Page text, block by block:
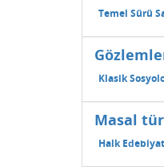
Temel Sürü
Klasik
Masal
Halk